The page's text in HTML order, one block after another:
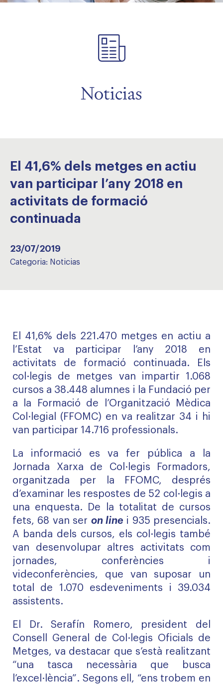
Noticias
El 41,6% dels metges en actiu
van participar l’any 2018 en
activitats de formació
continuada
23/07/2019
Categoria: Noticias
El 41,6% dels 221.470 metges en actiu a
l’Estat va participar l’any 2018 en
activitats de formació continuada. Els
col·legis de metges van impartir 1.068
cursos a 38.448 alumnes i la Fundació per
a la Formació de l’Organització Mèdica
Col·legial (FFOMC) en va realitzar 34 i hi
van participar 14.716 professionals.
La informació es va fer pública a la
Jornada Xarxa de Col·legis Formadors,
organitzada per la FFOMC, després
d’examinar les respostes de 52 col·legis a
una enquesta. De la totalitat de cursos
fets, 68 van ser on line i 935 presencials.
A banda dels cursos, els col·legis també
van desenvolupar altres activitats com
jornades, conferències i
videconferències, que van suposar un
total de 1.070 esdeveniments i 39.034
assistents.
El Dr. Serafín Romero, president del
Consell General de Col·legis Oficials de
Metges, va destacar que s’està realitzant
“una tasca necessària que busca
l’excel·lència”. Segons ell, “ens trobem en